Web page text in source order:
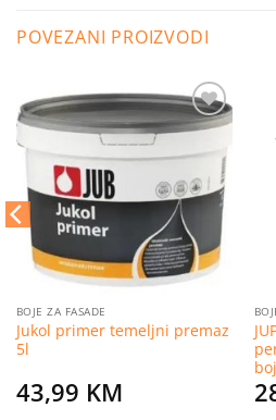
POVEZANI PROIZVODI
Dodaj
listu
želja
BOJE ZA FASADE
Jukol primer temeljni premaz
5l
43,99 KM